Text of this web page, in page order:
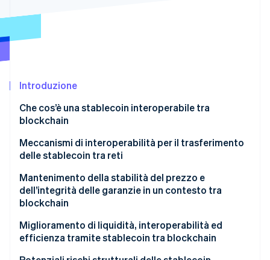
Prevenzione delle frodi
Climate
Identity
Verifica online dell'identità
Stripe Sessions 2026
Scopri come Stripe sta costruendo l'infrastruttura
Introduzione
Che cos’è una stablecoin interoperabile tra
blockchain
Meccanismi di interoperabilità per il trasferimento
delle stablecoin tra reti
Mantenimento della stabilità del prezzo e
dell’integrità delle garanzie in un contesto tra
blockchain
Garanzie unificate a copertura
Miglioramento di liquidità, interoperabilità ed
efficienza tramite stablecoin tra blockchain